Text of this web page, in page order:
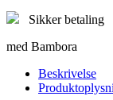
Sikker betaling
med Bambora
Beskrivelse